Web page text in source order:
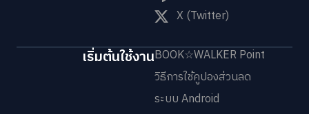
X (Twitter)
เริ่มต้นใช้งานBOOK☆WALKER Point
วิธีการใช้คูปองส่วนลด
ระบบ Android